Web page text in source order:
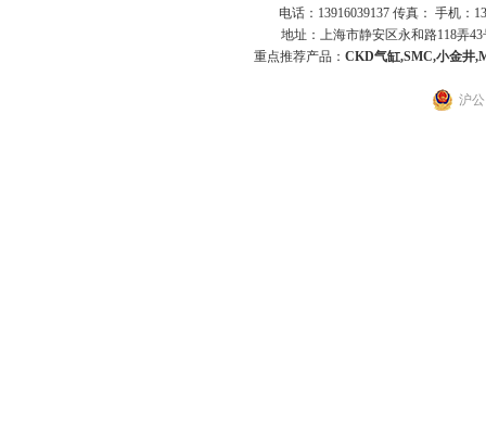
电话：13916039137 传真： 手机：
地址：上海市静安区永和路118弄43
重点推荐产品： CKD气缸,SMC,小金井
沪公